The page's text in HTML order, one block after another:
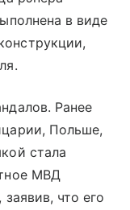
в виде
Ранее
Польше,
стала
МВД
что его